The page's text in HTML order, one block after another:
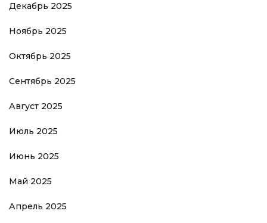
Декабрь 2025
Ноябрь 2025
Октябрь 2025
Сентябрь 2025
Август 2025
Июль 2025
Июнь 2025
Май 2025
Апрель 2025